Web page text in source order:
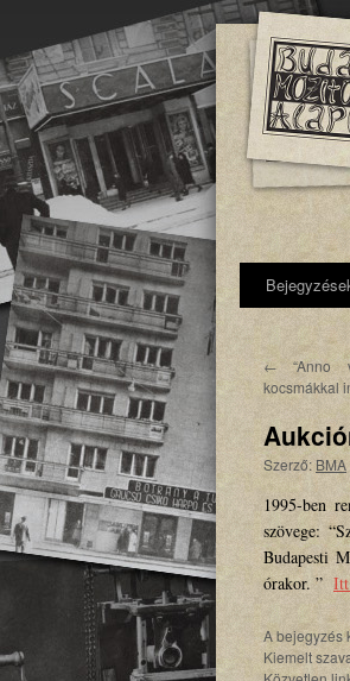
←“Anno
kocsmákkal
Szerző: BMA
1995-ben
szövege:
Budapesti
órakor. ” Itt
A bejegyzés
Kiemelt